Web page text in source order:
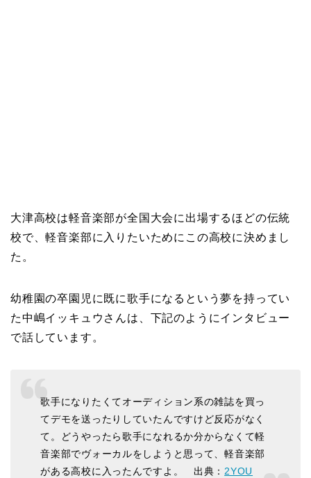
大津高校は軽音楽部が全国大会に出場するほどの伝統
校で、軽音楽部に入りたいためにこの高校に決めまし
た。
幼稚園の卒園児に既に歌手になるという夢を持ってい
た中嶋イッキュウさんは、下記のようにインタビュー
で話しています。
歌手になりたくてオーディション系の雑誌を買っ
てデモを送ったりしていたんですけど反応がなく
て。どうやったら歌手になれるか分からなくて軽
音楽部でヴォーカルをしようと思って、軽音楽部
がある高校に入ったんですよ。 出典：2YOU